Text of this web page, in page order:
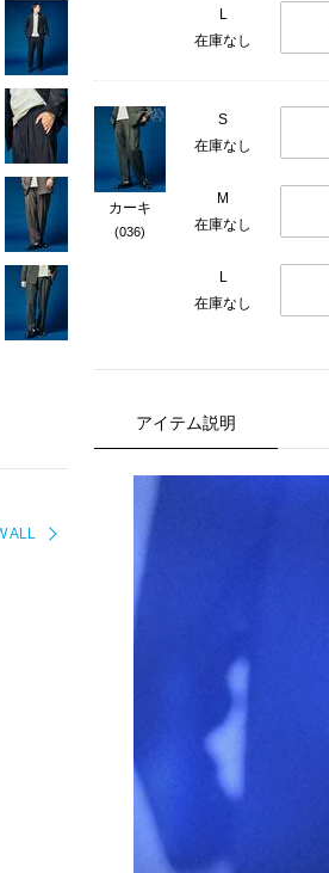
ALL
L
在庫なし
カーキ
(036)
S
在庫なし
M
在庫なし
L
在庫なし
アイテム説明